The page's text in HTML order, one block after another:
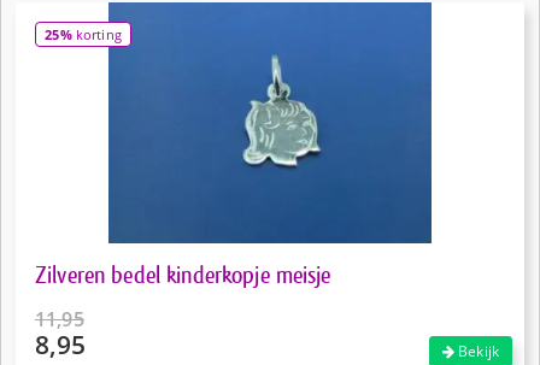
is:
€27,65.
25%korting
Zilveren bedel kinderkopje meisje
11,95
Oorspronkelijke
8,95 Bekijk